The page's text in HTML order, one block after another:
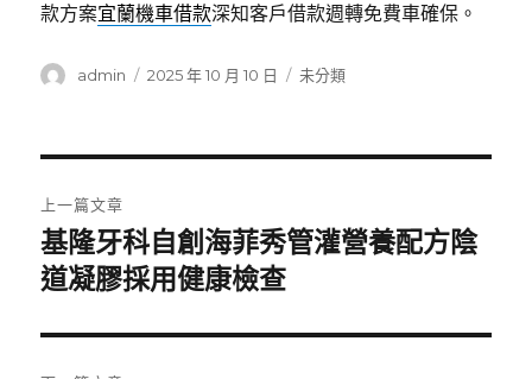
款方案宜蘭機車借款深知客戶借款週轉免費車確保。
作
admin
發
2025 年 10 月 10 日
分
未分類
章
導
覽
上一篇文章
上
一
文
章:
基隆牙科自創海菲秀管灌營養配方陰
道凝膠採用健康檢查